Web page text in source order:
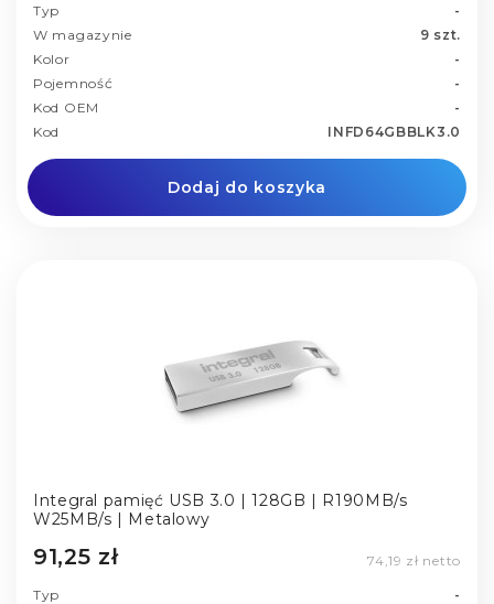
Typ
-
W magazynie
9 szt.
Kolor
-
Pojemność
-
Kod OEM
-
Kod
INFD64GBBLK3.0
Dodaj do koszyka
Integral pamięć USB 3.0 | 128GB | R190MB/s
W25MB/s | Metalowy
91,25 zł 74,19 zł netto
Typ
-